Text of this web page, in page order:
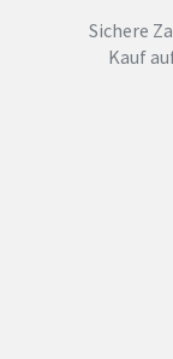
Sichere
Kauf